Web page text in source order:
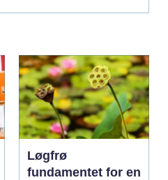
Løgfrø
fundamentet for en